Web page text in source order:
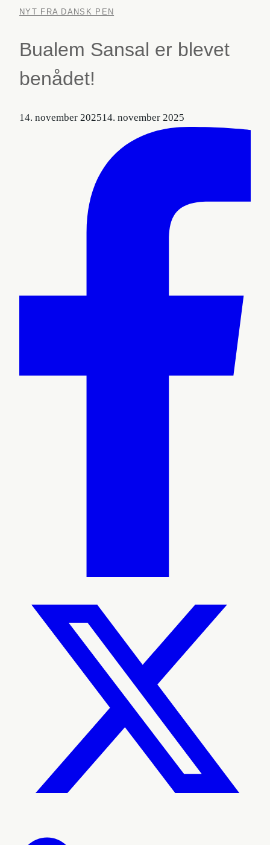
NYT FRA DANSK PEN
Bualem Sansal er blevet
benådet!
14. november 202514. november 2025